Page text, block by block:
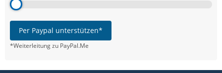
Per Paypal unterstützen*
*Weiterleitung zu PayPal.Me